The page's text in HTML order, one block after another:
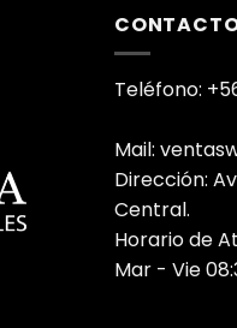
Teléfono:
Mail:
Dirección:
Central.
Horario de
Mar - Vie